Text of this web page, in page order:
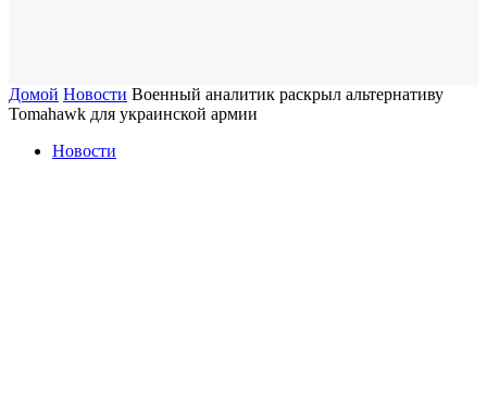
Домой Новости Военный аналитик раскрыл альтернативу
Tomahawk для украинской армии
Новости